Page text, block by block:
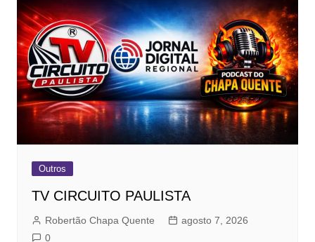
Outros
TV CIRCUITO PAULISTA
Robertão Chapa Quente
agosto 7, 2026
0